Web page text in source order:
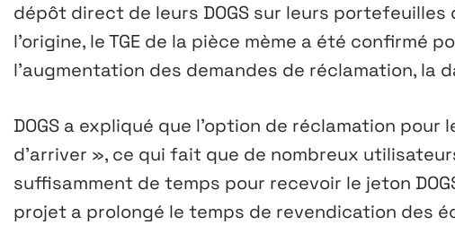
dépôt direct de leurs DOGS sur leurs portefeuilles
l’origine, le TGE de la pièce mème a été confirmé
l’augmentation des demandes de réclamation, la
DOGS a expliqué que l’option de réclamation
d’arriver », ce qui fait que de nombreux
suffisamment de temps pour recevoir le jeton
projet a prolongé le temps de revendication des